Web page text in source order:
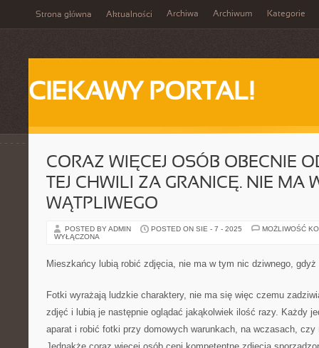
Strona główna Aktualności Archiwa Archiwum Kategorie
CIEKAWY PORTAL!
CORAZ WIĘCEJ OSÓB OBECNIE
TEJ CHWILI ZA GRANICĘ. NIE MA
WĄTPLIWEGO
POSTED BY ADMIN POSTED ON SIE - 7 - 2025
MOŻLIWOŚĆ
WYŁĄCZONA
Mieszkańcy lubią robić zdjęcia, nie ma w tym nic dziwnego, gdyż
Fotki wyrażają ludzkie charaktery, nie ma się więc czemu
zdjęć i lubią je następnie oglądać jakąkolwiek ilość razy. Każdy
aparat i robić fotki przy domowych warunkach, na wczasach,